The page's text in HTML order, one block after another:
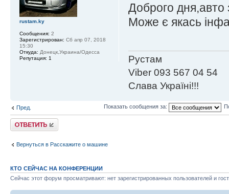
Доброго дня,авто
Може є якась
Рустам
Viber 093 567 04 54
Слава Україні!!!
rustam.ky
Сообщения: 2
Зарегистрирован: Сб апр 07, 2018
15:30
Откуда: Донецк,Украина/Одесса
Репутация: 1
Пред. Показать сообщения за:
Ответить
Вернуться в Расскажите о машине
КТО СЕЙЧАС НА КОНФЕРЕНЦИИ
Сейчас этот форум просматривают: нет зарегистрированных пользователей и